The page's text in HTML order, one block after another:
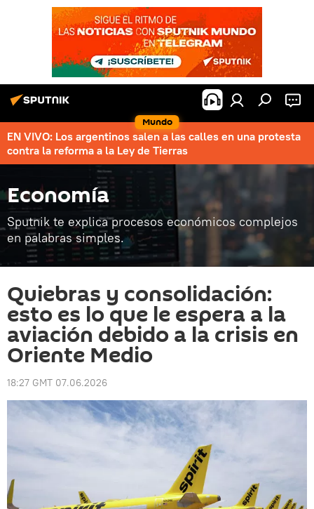
Mundo
EN VIVO: Los argentinos salen a las calles en una protesta
contra la reforma a la Ley de Tierras
Economía
Sputnik te explica procesos económicos complejos
en palabras simples.
Quiebras y consolidación:
esto es lo que le espera a la
aviación debido a la crisis en
Oriente Medio
18:27 GMT 07.06.2026